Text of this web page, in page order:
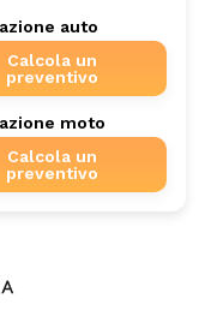
auto
Calcola un
preventivo
moto
Calcola un
preventivo